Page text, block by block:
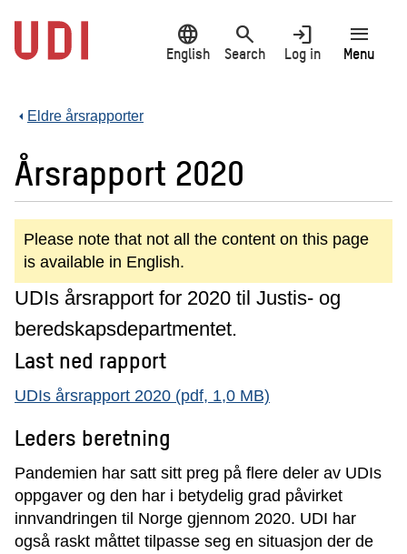
main
content
language
English
search
Search
login
Log in
menu
Menu
Eldre årsrapporter
Årsrapport 2020
Please note that not all the content on this page
is available in English.
UDIs årsrapport for 2020 til Justis- og
beredskapsdepartmentet.
Last ned rapport
UDIs årsrapport 2020 (pdf, 1,0 MB)
Leders beretning
Pandemien har satt sitt preg på flere deler av UDIs
oppgaver og den har i betydelig grad påvirket
innvandringen til Norge gjennom 2020. UDI har
også raskt måttet tilpasse seg en situasjon der de